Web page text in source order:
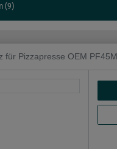
(9)
für Pizzapresse OEM